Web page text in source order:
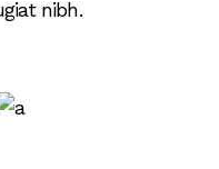
nibh.